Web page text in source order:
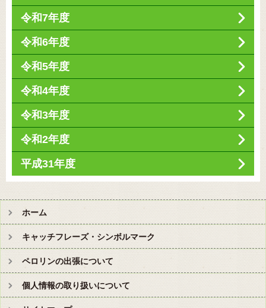
令和7年度
令和6年度
令和5年度
令和4年度
令和3年度
令和2年度
平成31年度
ホーム
キャッチフレーズ・シンボルマーク
ペロリンの出張について
個人情報の取り扱いについて